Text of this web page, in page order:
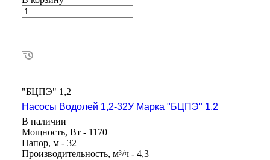
"БЦПЭ" 1,2
Насосы Водолей 1,2-32У Марка "БЦПЭ" 1,2
В наличии
Мощность, Вт - 1170
Напор, м - 32
Производительность, м³/ч - 4,3